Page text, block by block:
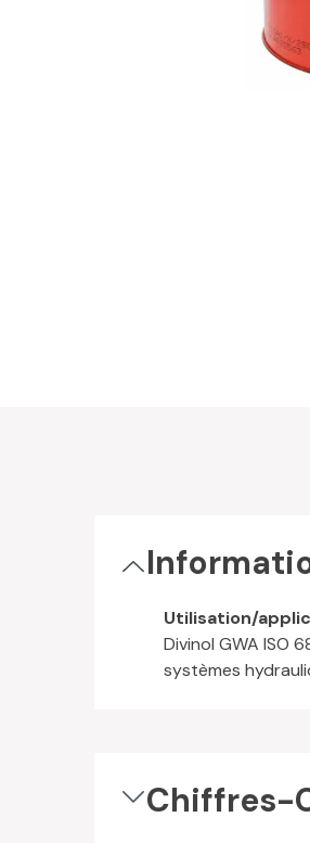
Utilisation/
Divinol GWA ISO
systèmes
Chiffres-